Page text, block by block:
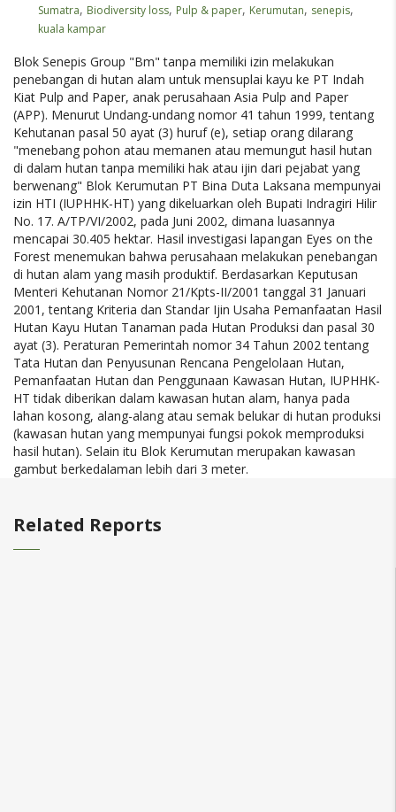
Sumatra, Biodiversity loss, Pulp & paper, Kerumutan, senepis,
kuala kampar
Blok Senepis Group "Bm" tanpa memiliki izin melakukan
penebangan di hutan alam untuk mensuplai kayu ke PT Indah
Kiat Pulp and Paper, anak perusahaan Asia Pulp and Paper
(APP). Menurut Undang-undang nomor 41 tahun 1999, tentang
Kehutanan pasal 50 ayat (3) huruf (e), setiap orang dilarang
"menebang pohon atau memanen atau memungut hasil hutan
di dalam hutan tanpa memiliki hak atau ijin dari pejabat yang
berwenang" Blok Kerumutan PT Bina Duta Laksana mempunyai
izin HTI (IUPHHK-HT) yang dikeluarkan oleh Bupati Indragiri Hilir
No. 17. A/TP/VI/2002, pada Juni 2002, dimana luasannya
mencapai 30.405 hektar. Hasil investigasi lapangan Eyes on the
Forest menemukan bahwa perusahaan melakukan penebangan
di hutan alam yang masih produktif. Berdasarkan Keputusan
Menteri Kehutanan Nomor 21/Kpts-II/2001 tanggal 31 Januari
2001, tentang Kriteria dan Standar Ijin Usaha Pemanfaatan Hasil
Hutan Kayu Hutan Tanaman pada Hutan Produksi dan pasal 30
ayat (3). Peraturan Pemerintah nomor 34 Tahun 2002 tentang
Tata Hutan dan Penyusunan Rencana Pengelolaan Hutan,
Pemanfaatan Hutan dan Penggunaan Kawasan Hutan, IUPHHK-
HT tidak diberikan dalam kawasan hutan alam, hanya pada
lahan kosong, alang-alang atau semak belukar di hutan produksi
(kawasan hutan yang mempunyai fungsi pokok memproduksi
hasil hutan). Selain itu Blok Kerumutan merupakan kawasan
gambut berkedalaman lebih dari 3 meter.
Related Reports